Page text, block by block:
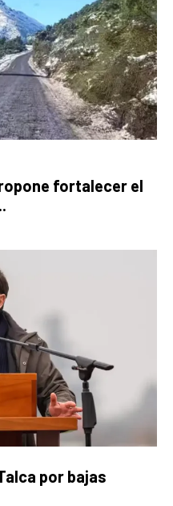
fortalecer el
por bajas